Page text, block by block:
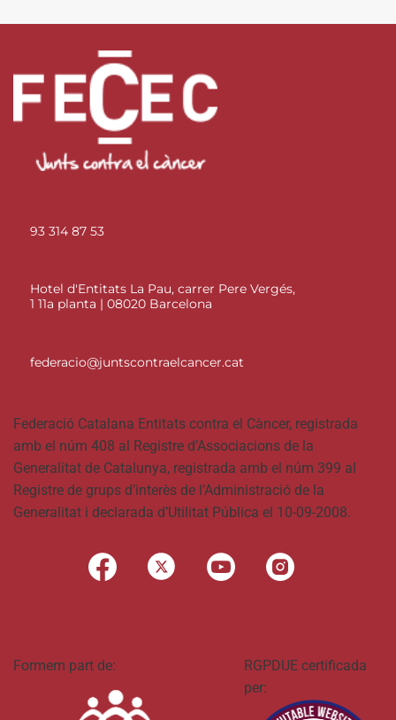
93 314 87 53
Hotel d'Entitats La Pau, carrer Pere Vergés,
1 11a planta | 08020 Barcelona
federacio@juntscontraelcancer.cat
Federació Catalana Entitats contra el Càncer, registrada
amb el núm 408 al Registre d’Associacions de la
Generalitat de Catalunya, registrada amb el núm 399 al
Registre de grups d’interès de l’Administració de la
Generalitat i declarada d’Utilitat Pública el 10-09-2008.
Formem part de:
RGPDUE certificada
per: